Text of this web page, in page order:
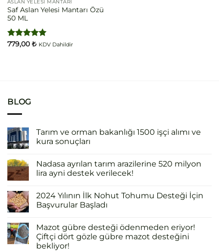
ASLAN YELESI MANTARI
Saf Aslan Yelesi Mantarı Özü
50 ML
5 üzerinden
779,00 ₺ KDV Dahildir
BLOG
Tarım ve orman bakanlığı 1500 işçi alımı ve
kura sonuçları
Nadasa ayrılan tarım arazilerine 520 milyon
lira ayni destek verilecek!
2024 Yılının İlk Nohut Tohumu Desteği İçin
Başvurular Başladı
Mazot gübre desteği ödenmeden eriyor!
Çiftçi dört gözle gübre mazot desteğini
bekliyor!